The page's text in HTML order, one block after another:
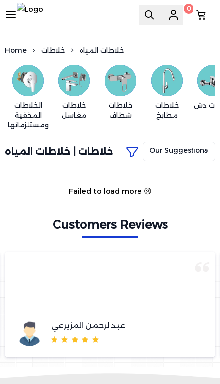
0
Home خلاطات خلاطات المياه
الخلاطات
المخفية
ومستلزماتها
خلاطات
مغاسل
خلاطات
شطاف
خلاطات
مطابخ
دش
خلاطات | خلاطات المياه
Failed to load more 😢
Customers Reviews
عبدالرحمن المزيرعي